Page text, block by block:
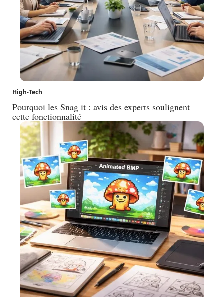
High-Tech
Pourquoi les Snag it : avis des experts soulignent
cette fonctionnalité